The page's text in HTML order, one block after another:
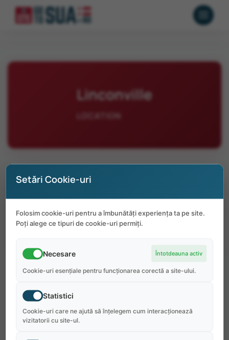
Linconville
LOCATION
the moment.
Setări Cookie-uri
Folosim cookie-uri pentru a îmbunătăți experiența ta pe site.
Poți alege ce tipuri de cookie-uri permiți.
Necesare Întotdeauna activ
Cookie-uri esențiale pentru funcționarea corectă a site-ului.
Statistici
Cookie-uri care ne ajută să înțelegem cum interacționează
vizitatorii cu site-ul.